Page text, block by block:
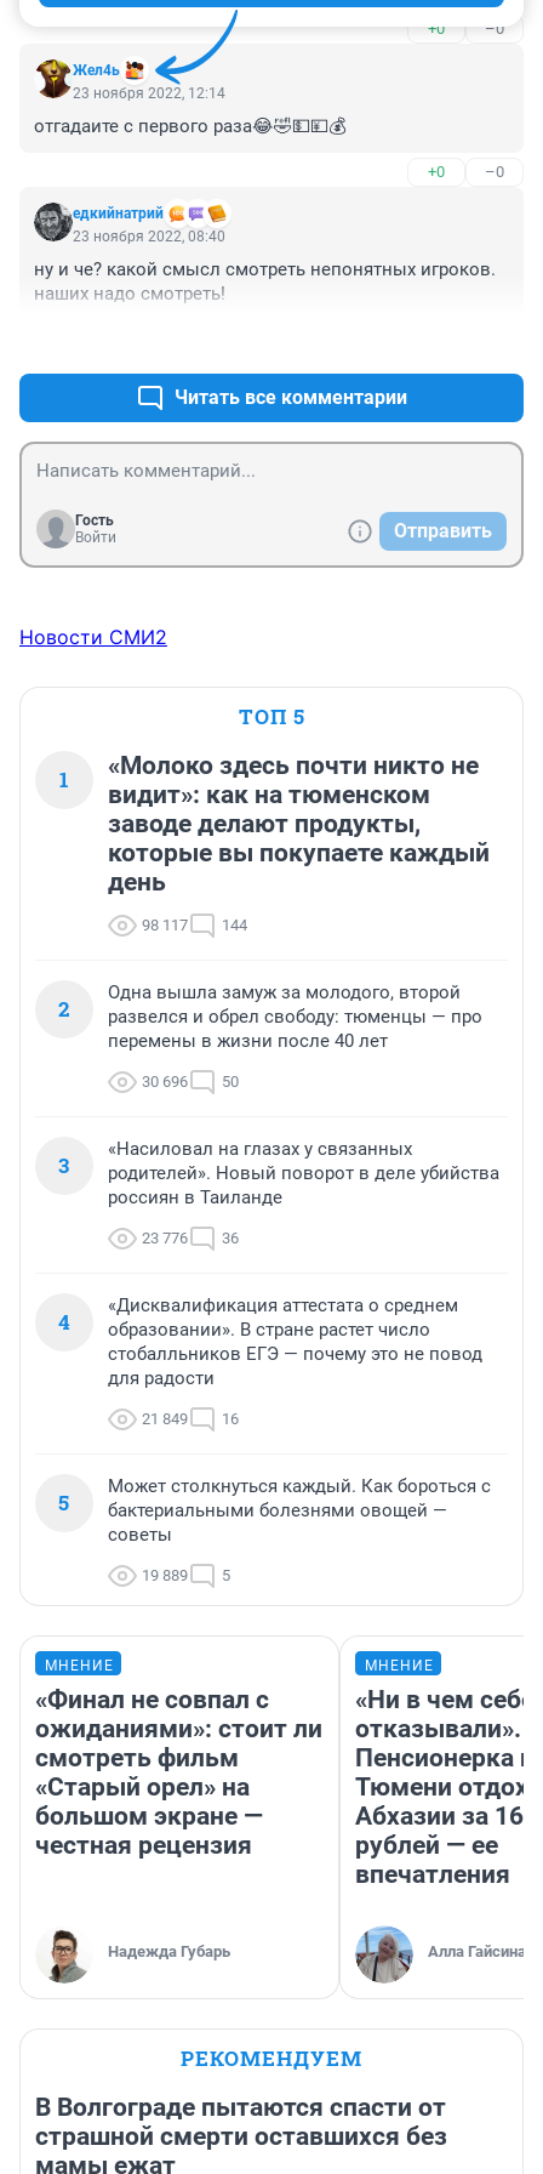
+0 –0
Жел4ь
23 ноября 2022, 12:14
отгадаите с первого раза😂🤣💵💴💰
+0 –0
едкийнатрий
23 ноября 2022, 08:40
ну и че? какой смысл смотреть непонятных игроков.
наших надо смотреть!
Читать все комментарии
Гость
Войти
Отправить
Новости СМИ2
ТОП 5
1
«Молоко здесь почти никто не
видит»: как на тюменском
заводе делают продукты,
которые вы покупаете каждый
день
98 117 144
2
Одна вышла замуж за молодого, второй
развелся и обрел свободу: тюменцы — про
перемены в жизни после 40 лет
30 696 50
3
«Насиловал на глазах у связанных
родителей». Новый поворот в деле убийства
россиян в Таиланде
23 776 36
4
«Дисквалификация аттестата о среднем
образовании». В стране растет число
стобалльников ЕГЭ — почему это не повод
для радости
21 849 16
5
Может столкнуться каждый. Как бороться с
бактериальными болезнями овощей —
советы
19 889 5
МНЕНИЕ
«Финал не совпал с
ожиданиями»: стоит ли
смотреть фильм
«Старый орел» на
большом экране —
честная рецензия
Надежда Губарь
МНЕНИЕ
«Ни в чем себе
отказывали».
Пенсионерка
Тюмени
Абхазии за
рублей — ее
впечатления
Алла Гайсина
РЕКОМЕНДУЕМ
В Волгограде пытаются спасти от
страшной смерти оставшихся без
мамы ежат